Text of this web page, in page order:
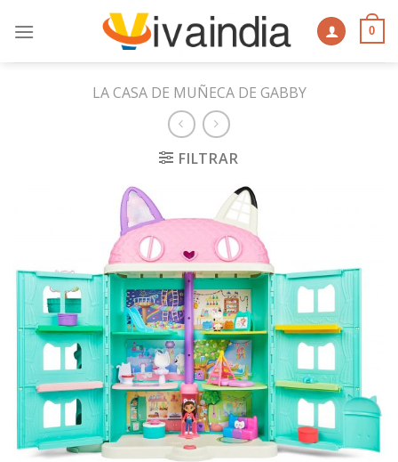
0
LA CASA DE MUÑECA DE GABBY
FILTRAR